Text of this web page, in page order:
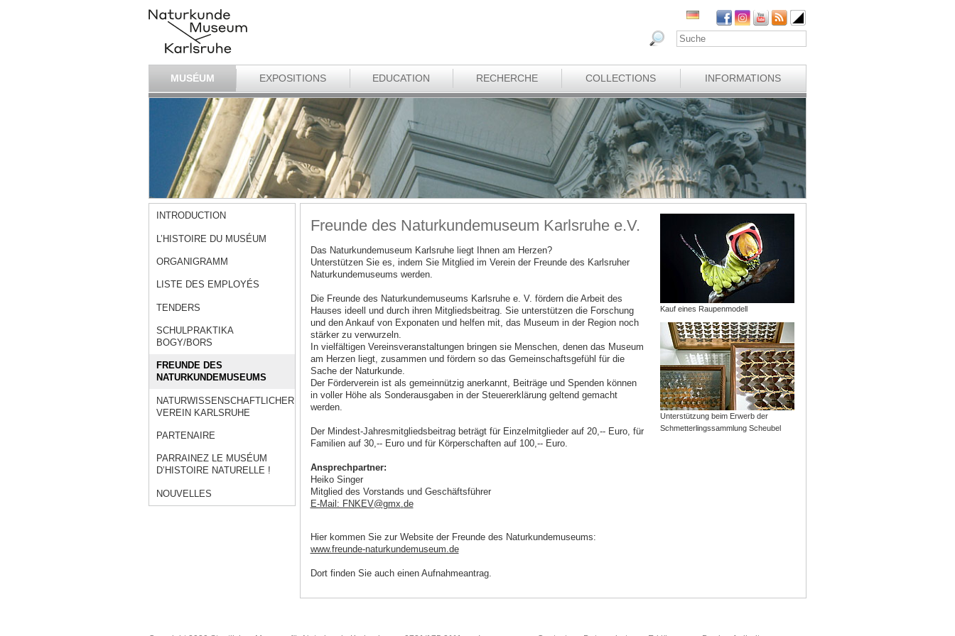
MUSÉUM EXPOSITIONS EDUCATION RECHERCHE COLLECTIONS INFORMATIONS
INTRODUCTION
L’HISTOIRE DU MUSÉUM
ORGANIGRAMM
LISTE DES EMPLOYÉS
TENDERS
SCHULPRAKTIKA
BOGY/BORS
FREUNDE DES
NATURKUNDEMUSEUMS
NATURWISSENSCHAFTLICHER
VEREIN KARLSRUHE
PARTENAIRE
PARRAINEZ LE MUSÉUM
D’HISTOIRE NATURELLE !
NOUVELLES
Freunde des Naturkundemuseum Karlsruhe e.V.
Das Naturkundemuseum Karlsruhe liegt Ihnen am Herzen?
Unterstützen Sie es, indem Sie Mitglied im Verein der Freunde des Karlsruher
Naturkundemuseums werden.
Die Freunde des Naturkundemuseums Karlsruhe e. V. fördern die Arbeit des
Hauses ideell und durch ihren Mitgliedsbeitrag. Sie unterstützen die Forschung
und den Ankauf von Exponaten und helfen mit, das Museum in der Region noch
stärker zu verwurzeln.
In vielfältigen Vereinsveranstaltungen bringen sie Menschen, denen das Museum
am Herzen liegt, zusammen und fördern so das Gemeinschaftsgefühl für die
Sache der Naturkunde.
Der Förderverein ist als gemeinnützig anerkannt, Beiträge und Spenden können
in voller Höhe als Sonderausgaben in der Steuererklärung geltend gemacht
werden.
Der Mindest-Jahresmitgliedsbeitrag beträgt für Einzelmitglieder auf 20,-- Euro, für
Familien auf 30,-- Euro und für Körperschaften auf 100,-- Euro.
Ansprechpartner:
Heiko Singer
Mitglied des Vorstands und Geschäftsführer
E-Mail: FNKEV@gmx.de
Hier kommen Sie zur Website der Freunde des Naturkundemuseums:
www.freunde-naturkundemuseum.de
Dort finden Sie auch einen Aufnahmeantrag.
Kauf eines Raupenmodell
Unterstützung beim Erwerb der
Schmetterlingssammlung Scheubel